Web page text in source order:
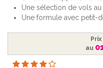
Une sélection de vols
Une formule avec petit-
au